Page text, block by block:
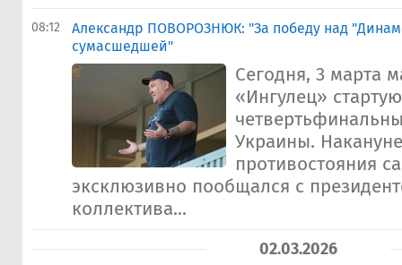
08:12
Александр ПОВОРОЗНЮК: "За победу над
сумасшедшей"
Сегодня, 3 марта
«Ингулец»
Украины.
противостояния
эксклюзивно пообщался с
коллектива...
02.03.2026